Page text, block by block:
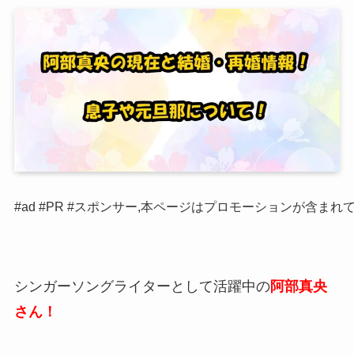
#ad #PR #スポンサー,本ページはプロモーションが含まれ
シンガーソングライターとして活躍中の阿部真央
さん！